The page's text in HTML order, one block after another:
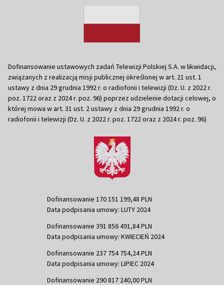
Dofinansowanie ustawowych zadań Telewizji Polskiej S.A. w likwidacji,
związanych z realizacją misji publicznej określonej w art. 21 ust. 1
ustawy z dnia 29 grudnia 1992 r. o radiofonii i telewizji (Dz. U. z 2022 r.
poz. 1722 oraz z 2024 r. poz. 96) poprzez udzielenie dotacji celowej, o
której mowa w art. 31 ust. 2 ustawy z dnia 29 grudnia 1992 r. o
radiofonii i telewizji (Dz. U. z 2022 r. poz. 1722 oraz z 2024 r. poz. 96)
Dofinansowanie 170 151 199,48 PLN
Data podpisania umowy: LUTY 2024
Dofinansowanie 391 856 491,84 PLN
Data podpisania umowy: KWIECIEŃ 2024
Dofinansowanie 237 754 754,24 PLN
Data podpisania umowy: LIPIEC 2024
Dofinansowanie 290 817 240,00 PLN